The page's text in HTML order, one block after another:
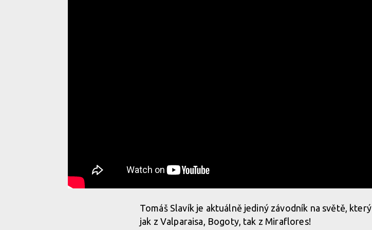
Tomáš Slavík je aktuálně jediný závodník na světě, který
jak z Valparaisa, Bogoty, tak z Miraflores!